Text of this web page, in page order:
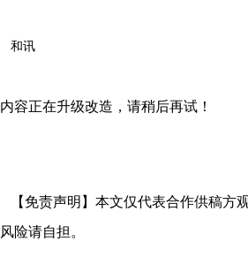
和讯
内容正在升级改造，请稍后再试！
【免责声明】本文仅代表合作供稿方
风险请自担。